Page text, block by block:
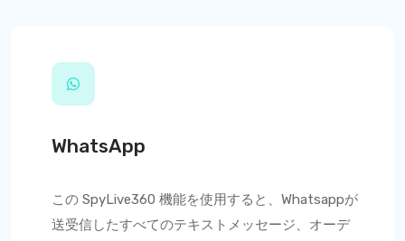
WhatsApp
この SpyLive360 機能を使用すると、Whatsappが
送受信したすべてのテキストメッセージ、オーデ